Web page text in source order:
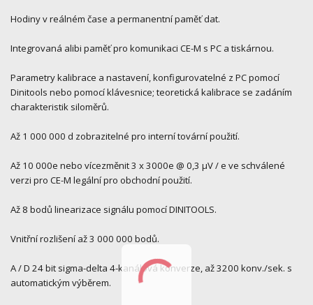
Hodiny v reálném čase a permanentní paměť dat.
Integrovaná alibi paměť pro komunikaci CE-M s PC a tiskárnou.
Parametry kalibrace a nastavení, konfigurovatelné z PC pomocí
Dinitools nebo pomocí klávesnice; teoretická kalibrace se zadáním
charakteristik siloměrů.
Až 1 000 000 d zobrazitelné pro interní tovární použití.
Až 10 000e nebo vícezměnit 3 x 3000e @ 0,3 µV / e ve schválené
verzi pro CE-M legální pro obchodní použití.
Až 8 bodů linearizace signálu pomocí DINITOOLS.
Vnitřní rozlišení až 3 000 000 bodů.
A / D 24 bit sigma-delta 4-kanálová konverze, až 3200 konv./sek. s
automatickým výběrem.